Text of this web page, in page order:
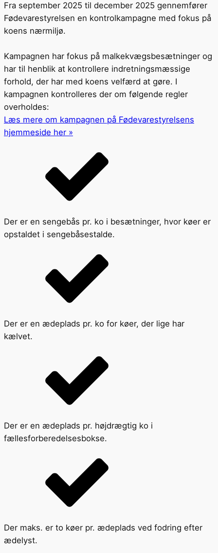
Fra september 2025 til december 2025 gennemfører
Fødevarestyrelsen en kontrolkampagne med fokus på
koens nærmiljø.
Kampagnen har fokus på malkekvægsbesætninger og
har til henblik at kontrollere indretningsmæssige
forhold, der har med koens velfærd at gøre. I
kampagnen kontrolleres der om følgende regler
overholdes:
Læs mere om kampagnen på Fødevarestyrelsens
hjemmeside her »
Der er en sengebås pr. ko i besætninger, hvor køer er
opstaldet i sengebåsestalde.
Der er en ædeplads pr. ko for køer, der lige har
kælvet.
Der er en ædeplads pr. højdrægtig ko i
fællesforberedelsesbokse.
Der maks. er to køer pr. ædeplads ved fodring efter
ædelyst.